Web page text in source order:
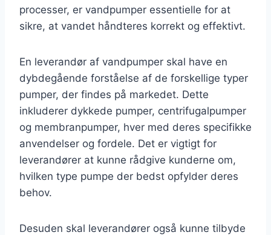
processer, er vandpumper essentielle for at
sikre, at vandet håndteres korrekt og effektivt.
En leverandør af vandpumper skal have en
dybdegående forståelse af de forskellige typer
pumper, der findes på markedet. Dette
inkluderer dykkede pumper, centrifugalpumper
og membranpumper, hver med deres specifikke
anvendelser og fordele. Det er vigtigt for
leverandører at kunne rådgive kunderne om,
hvilken type pumpe der bedst opfylder deres
behov.
Desuden skal leverandører også kunne tilbyde